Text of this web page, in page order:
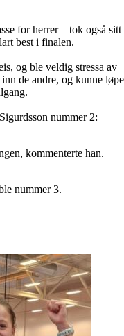
for herrer – tok også sitt
best i finalen.
og ble veldig stressa av
de andre, og kunne løpe
nummer 2:
kommenterte han.
nummer 3.